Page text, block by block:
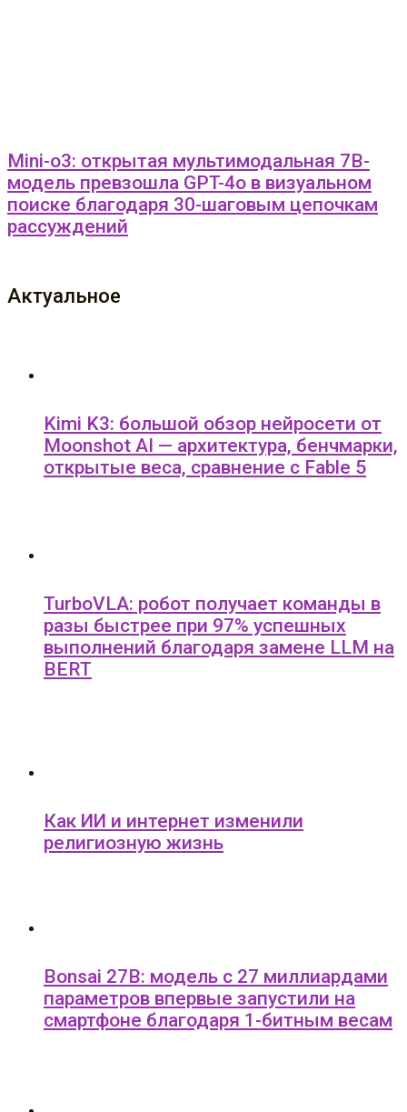
Mini-o3: открытая мультимодальная 7B-
модель превзошла GPT-4o в визуальном
поиске благодаря 30-шаговым цепочкам
рассуждений
Актуальное
Kimi K3: большой обзор нейросети от
Moonshot AI — архитектура, бенчмарки,
открытые веса, сравнение с Fable 5
TurboVLA: робот получает команды в
разы быстрее при 97% успешных
выполнений благодаря замене LLM на
BERT
Как ИИ и интернет изменили
религиозную жизнь
Bonsai 27B: модель с 27 миллиардами
параметров впервые запустили на
смартфоне благодаря 1-битным весам